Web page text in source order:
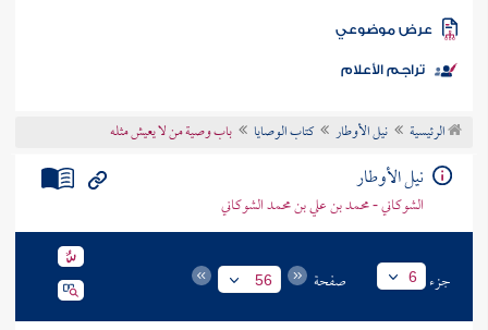
الكتب
موضوعي
تراجم الأعلام
الرئيسية نيل الأوطار كتاب الوصايا باب وصية من لا يعيش مثله
نيل الأوطار
الشوكاني - محمد بن علي بن محمد الشوكاني
جزء 6 صفحة 56